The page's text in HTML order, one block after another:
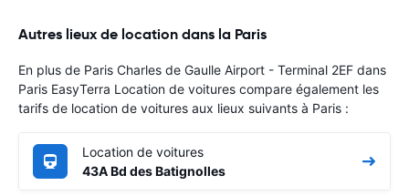
Autres lieux de location dans la Paris
En plus de Paris Charles de Gaulle Airport - Terminal 2EF dans
Paris EasyTerra Location de voitures compare également les
tarifs de location de voitures aux lieux suivants à Paris :
Location de voitures
43A Bd des Batignolles